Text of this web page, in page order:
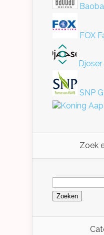
FOX
Djoser
SNP
Koning Aap
Zoek
Zoeken
naar: